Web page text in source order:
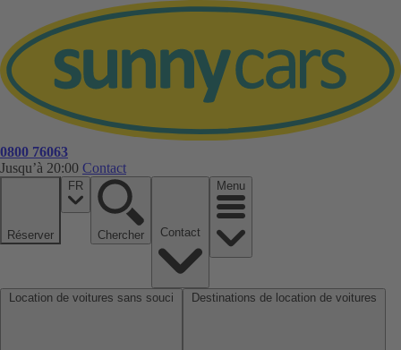
0800 76063
Jusqu’à 20:00 Contact
Réserver
FR
Chercher
Menu